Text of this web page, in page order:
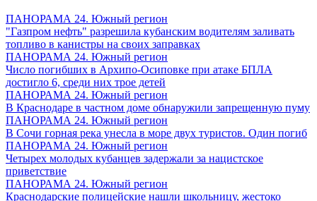
ПАНОРАМА 24. Южный регион
"Газпром нефть" разрешила кубанским водителям заливать
топливо в канистры на своих заправках
ПАНОРАМА 24. Южный регион
Число погибших в Архипо-Осиповке при атаке БПЛА
достигло 6, среди них трое детей
ПАНОРАМА 24. Южный регион
В Краснодаре в частном доме обнаружили запрещенную пуму
ПАНОРАМА 24. Южный регион
В Сочи горная река унесла в море двух туристов. Один погиб
ПАНОРАМА 24. Южный регион
Четырех молодых кубанцев задержали за нацистское
приветствие
ПАНОРАМА 24. Южный регион
Краснодарские полицейские нашли школьницу, жестоко